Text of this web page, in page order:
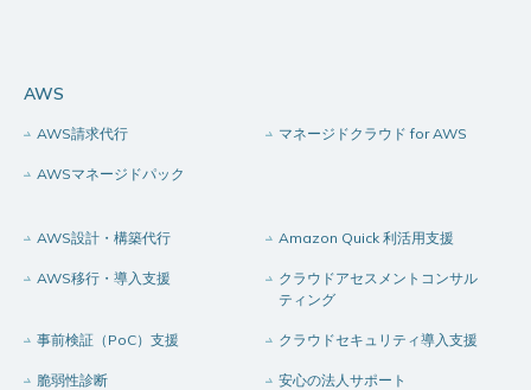
AWS
AWS請求代行 マネージドクラウド for AWS
AWSマネージドパック
AWS設計・構築代行 Amazon Quick 利活用支援
AWS移行・導入支援
クラウドアセスメントコンサル
ティング
事前検証（PoC）支援 クラウドセキュリティ導入支援
脆弱性診断 安心の法人サポート